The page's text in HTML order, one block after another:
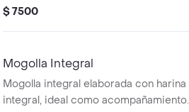
$ 7500
Mogolla Integral
Mogolla integral elaborada con harina
integral, ideal como acompañamiento.